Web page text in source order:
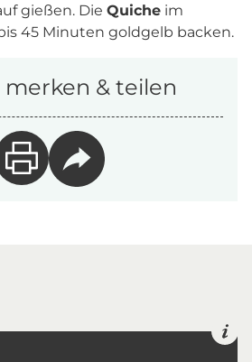
gießen. Die Quiche im
45 Minuten goldgelb backen.
merken & teilen